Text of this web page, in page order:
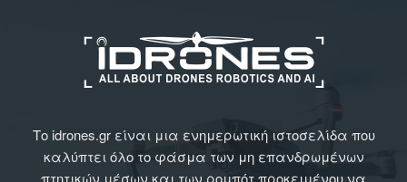
Το idrones.gr είναι μια ενημερωτική ιστοσελίδα που
καλύπτει όλο το φάσμα των μη επανδρωμένων
πτητικών μέσων και των ρομπότ προκειμένου να